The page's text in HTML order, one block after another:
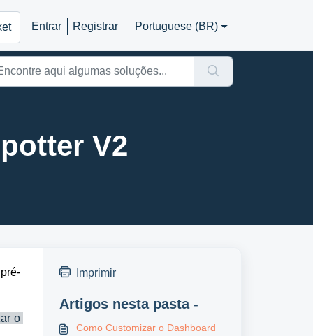
Entrar Registrar Portuguese (BR)
V2
o
Imprimir
Artigos nesta pasta -
Como Customizar o Dashboard